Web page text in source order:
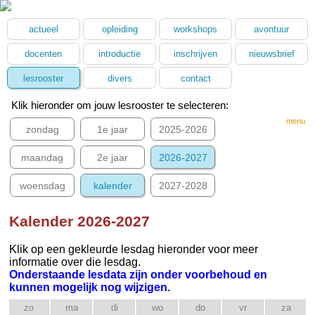
actueel opleiding workshops avontuur
docenten introductie inschrijven nieuwsbrief
lesrooster divers contact
Klik hieronder om jouw lesrooster te selecteren:
zondag
maandag
woensdag
1e jaar
2e jaar
kalender
2025-2026
2026-2027
2027-2028
menu
Kalender 2026-2027
Klik op een gekleurde lesdag hieronder voor meer
informatie over die lesdag.
Onderstaande lesdata zijn onder voorbehoud en
kunnen mogelijk nog wijzigen.
zo ma di wo do vr za